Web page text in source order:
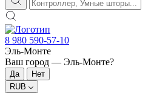
8 980 590-57-10
Эль-Монте
Ваш город — Эль-Монте?
RUB